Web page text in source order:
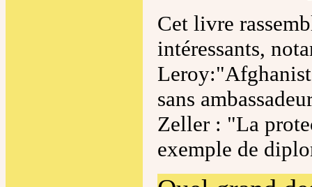
Cet livre
intéressants,
sans
Zeller : "La
exemple de